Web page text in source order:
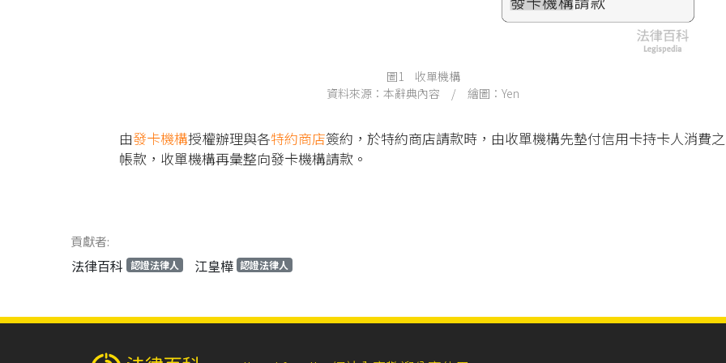
圖1 收單機構
資料來源：本辭典內容 / 繪圖：Yen
由發卡機構授權辦理與各特約商店簽約，於特約商店請款時，由收單機構先墊付信用卡持卡人消費之
帳款，收單機構再彙整向發卡機構請款。
貢獻者:
法律百科 認證法律人 江皇樺 認證法律人